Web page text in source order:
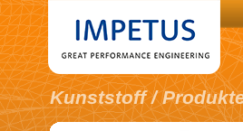
Kunststoff /